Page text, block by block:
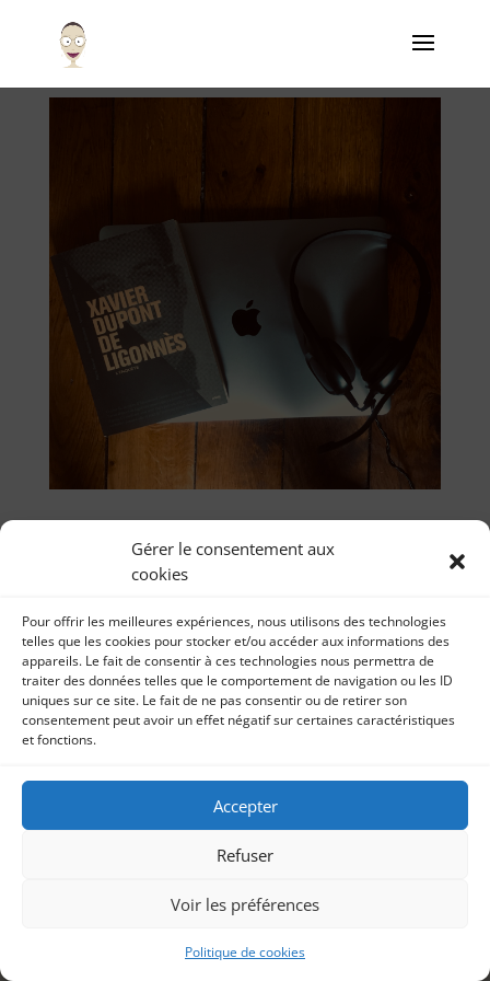
Gérer le consentement aux
cookies
Pour offrir les meilleures expériences, nous utilisons des technologies
telles que les cookies pour stocker et/ou accéder aux informations des
appareils. Le fait de consentir à ces technologies nous permettra de
traiter des données telles que le comportement de navigation ou les ID
uniques sur ce site. Le fait de ne pas consentir ou de retirer son
consentement peut avoir un effet négatif sur certaines caractéristiques
et fonctions.
Accepter
Refuser
Voir les préférences
Politique de cookies
l’Association Valentin Haüy
Sonia Imbert|
Livre audio Sonia Imbert 28 mai 2021 Mon 19ème
Valentin Haüy d’aide aux malvoyants est...